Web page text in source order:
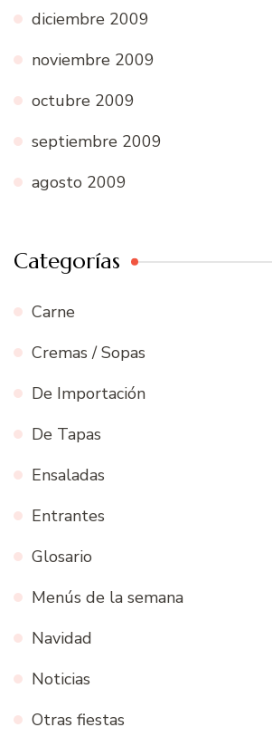
diciembre 2009
noviembre 2009
octubre 2009
septiembre 2009
agosto 2009
Categorías
Carne
Cremas / Sopas
De Importación
De Tapas
Ensaladas
Entrantes
Glosario
Menús de la semana
Navidad
Noticias
Otras fiestas